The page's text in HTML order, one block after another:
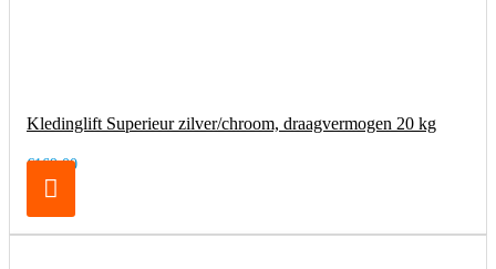
Kledinglift Superieur zilver/chroom, draagvermogen 20 kg
€169,00